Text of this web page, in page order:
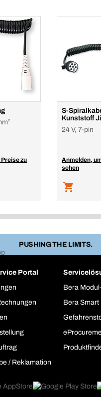
zu
S-
Kunststoff
24 V, 7-pin
Anmelden,
sehen
PUSHING THE LIMITS.
Portal
/ Reklamation
Bera
Bera Smart